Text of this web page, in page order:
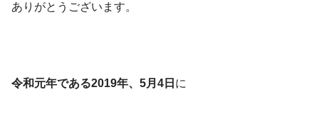
ありがとうございます。
令和元年である2019年、5月4日 に